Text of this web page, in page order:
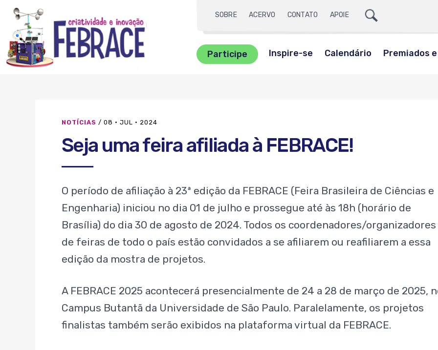
SOBRE ACERVO CONTATO APOIE
Ícone
Lupa
sua
busca
FEBRRACE
Participe Inspire-se Calendário Premiados
NOTÍCIAS / 08 · JUL · 2024
Seja uma feira afiliada à FEBRACE!
O período de afiliação à 23ª edição da FEBRACE (Feira Brasileira de Ciências e
Engenharia) iniciou no dia 01 de julho e prossegue até às 18h (horário de
Brasília) do dia 30 de agosto de 2024. Todos os coordenadores/organizadores
de feiras de todo o país estão convidados a se afiliarem ou reafiliarem a essa
edição da mostra de projetos.
A FEBRACE 2025 acontecerá presencialmente de 24 a 28 de março de 2025,
Campus Butantã da Universidade de São Paulo. Paralelamente, os projetos
finalistas também serão exibidos na plataforma virtual da FEBRACE.